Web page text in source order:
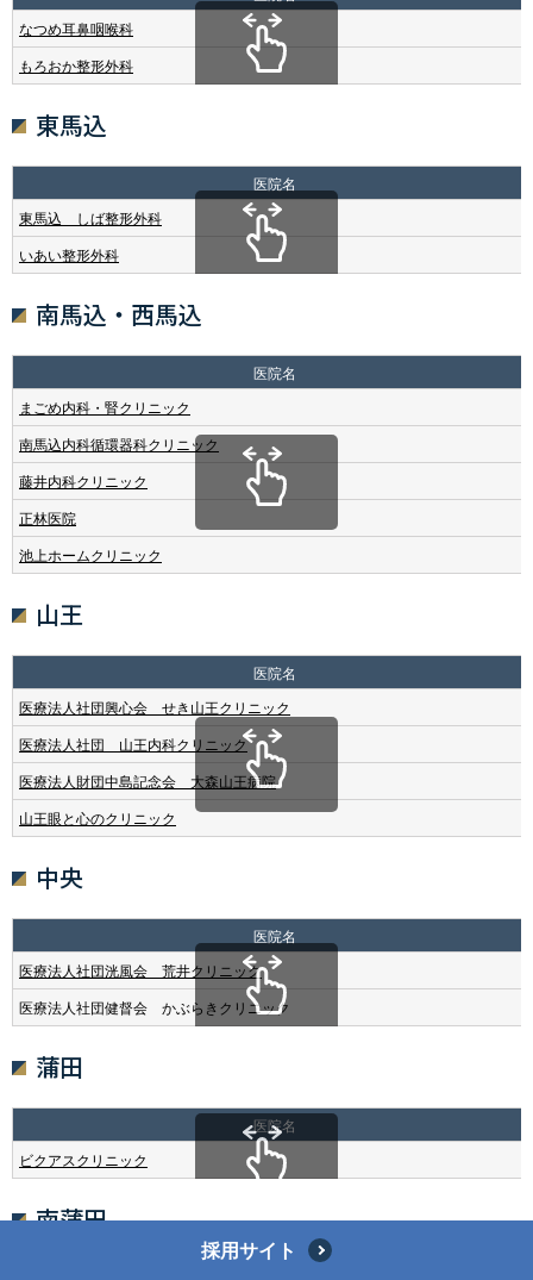
なつめ耳鼻咽喉科
もろおか整形外科
東馬込
医院名
東馬込 しば整形外科
いあい整形外科
南馬込・西馬込
医院名
まごめ内科・腎クリニック
南馬込内科循環器科クリニック
藤井内科クリニック
正林医院
池上ホームクリニック
山王
医院名
医療法人社団興心会 せき山王クリニック
医療法人社団 山王内科クリニック
医療法人財団中島記念会 大森山王病院
山王眼と心のクリニック
中央
医院名
医療法人社団洸風会 荒井クリニック
医療法人社団健督会 かぶらきクリニック
蒲田
医院名
ビクアスクリニック
南蒲田
採用サイト